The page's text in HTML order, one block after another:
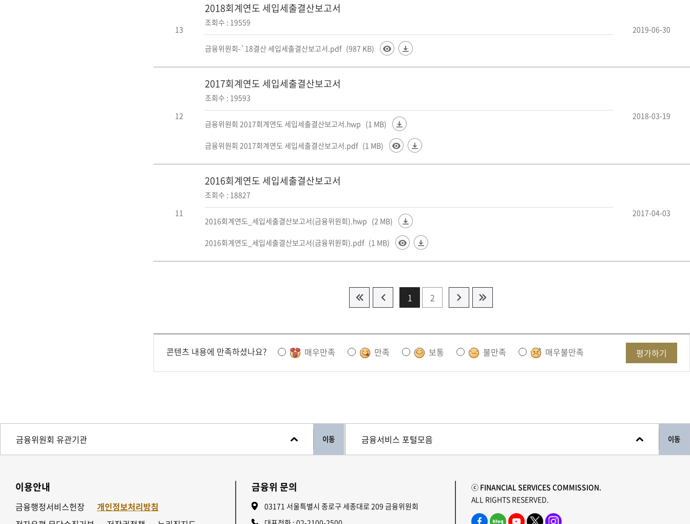
13
2018회계연도 세입세출결산보고서
조회수 : 19559
금융위원회-`18결산 세입세출결산보고서.pdf (987 KB)
2019-06-30
12
2017회계연도 세입세출결산보고서
조회수 : 19593
금융위원회 2017회계연도 세입세출결산보고서.hwp (1 MB)
금융위원회 2017회계연도 세입세출결산보고서.pdf (1 MB)
2018-03-19
11
2016회계연도 세입세출결산보고서
조회수 : 18827
2016회계연도_세입세출결산보고서(금융위원회).hwp (2 MB)
2016회계연도_세입세출결산보고서(금융위원회).pdf (1 MB)
2017-04-03
1 2
콘텐츠 내용에 만족하셨나요? 매우만족 만족 보통 불만족 매우불만족 평가하기
이동 이동
이용안내
금융행정서비스헌장
개인정보처리방침
금융위 문의
03171 서울특별시 종로구 세종대로 209 금융위원회
ⓒ FINANCIAL SERVICES COMMISSION.
ALL RIGHTS RESERVED.